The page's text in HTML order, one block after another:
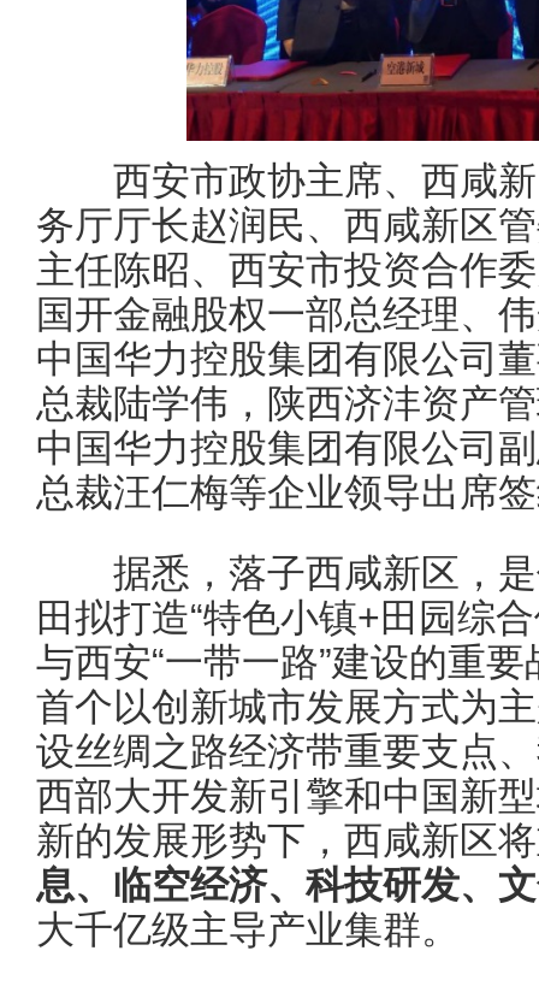
西安市政协主席、西咸新
务厅厅长赵润民、西咸新区
主任陈昭、西安市投资合作
国开金融股权一部总经理、
中国华力控股集团有限公司
总裁陆学伟，陕西济沣资产
中国华力控股集团有限公司
总裁汪仁梅等企业领导出席
据悉，落子西咸新区，是
田拟打造“特色小镇+田园综
与西安“一带一路”建设的重
首个以创新城市发展方式为
设丝绸之路经济带重要支点
西部大开发新引擎和中国新
新的发展形势下，西咸新区
息、临空经济、科技研发、
大千亿级主导产业集群。